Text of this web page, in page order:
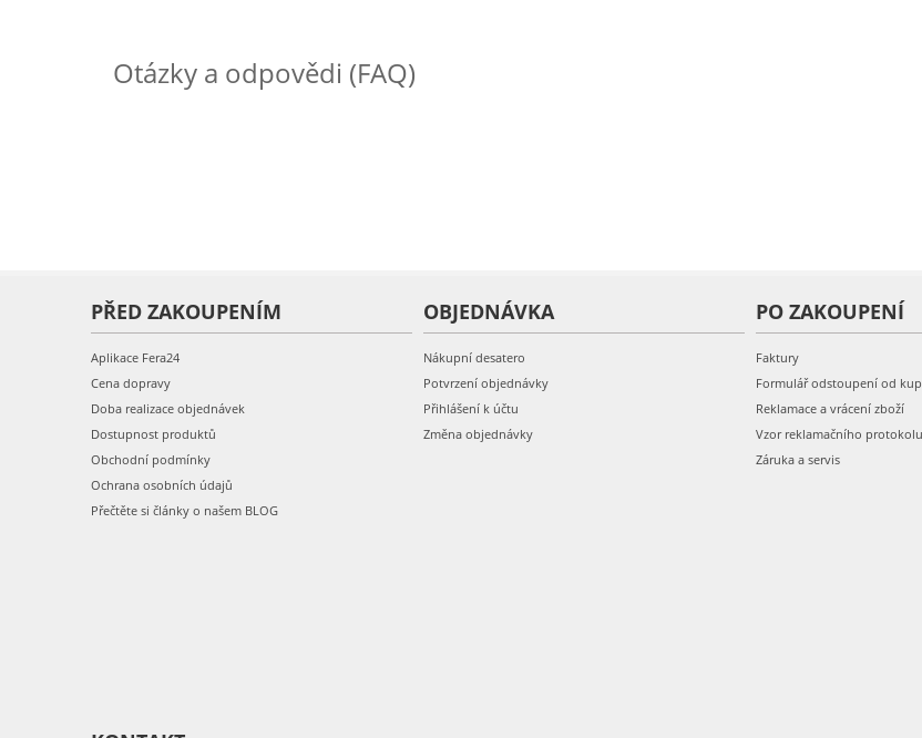
Otázky a odpovědi (FAQ)
PŘED ZAKOUPENÍM
Aplikace Fera24
Cena dopravy
Doba realizace objednávek
Dostupnost produktů
Obchodní podmínky
Ochrana osobních údajů
Přečtěte si články o našem BLOG
OBJEDNÁVKA
Nákupní desatero
Potvrzení objednávky
Přihlášení k účtu
Změna objednávky
PO ZAKOUPENÍ
Faktury
Formulář odstoupení od
Reklamace a vrácení zboží
Vzor reklamačního protokolu
Záruka a servis